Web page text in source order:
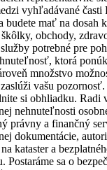
vyhľadávané časti
budete mať na dosah
obchody,
potrebné pre
ktorá
množstvo
vašu
si obhliadku. Radi
nehnuteľnosti
právny a finančný
dokumentácie,
kataster a
Postaráme sa o